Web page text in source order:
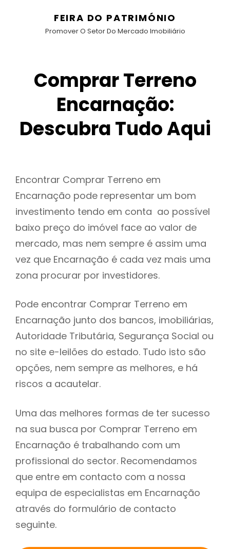
FEIRA DO PATRIMÓNIO
Promover O Setor Do Mercado Imobiliário
Comprar Terreno
Encarnação:
Descubra Tudo Aqui
Encontrar Comprar Terreno em
Encarnação pode representar um bom
investimento tendo em conta ao possível
baixo preço do imóvel face ao valor de
mercado, mas nem sempre é assim uma
vez que Encarnação é cada vez mais uma
zona procurar por investidores.
Pode encontrar Comprar Terreno em
Encarnação junto dos bancos, imobiliárias,
Autoridade Tributária, Segurança Social ou
no site e-leilões do estado. Tudo isto são
opções, nem sempre as melhores, e há
riscos a acautelar.
Uma das melhores formas de ter sucesso
na sua busca por Comprar Terreno em
Encarnação é trabalhando com um
profissional do sector. Recomendamos
que entre em contacto com a nossa
equipa de especialistas em Encarnação
através do formulário de contacto
seguinte.